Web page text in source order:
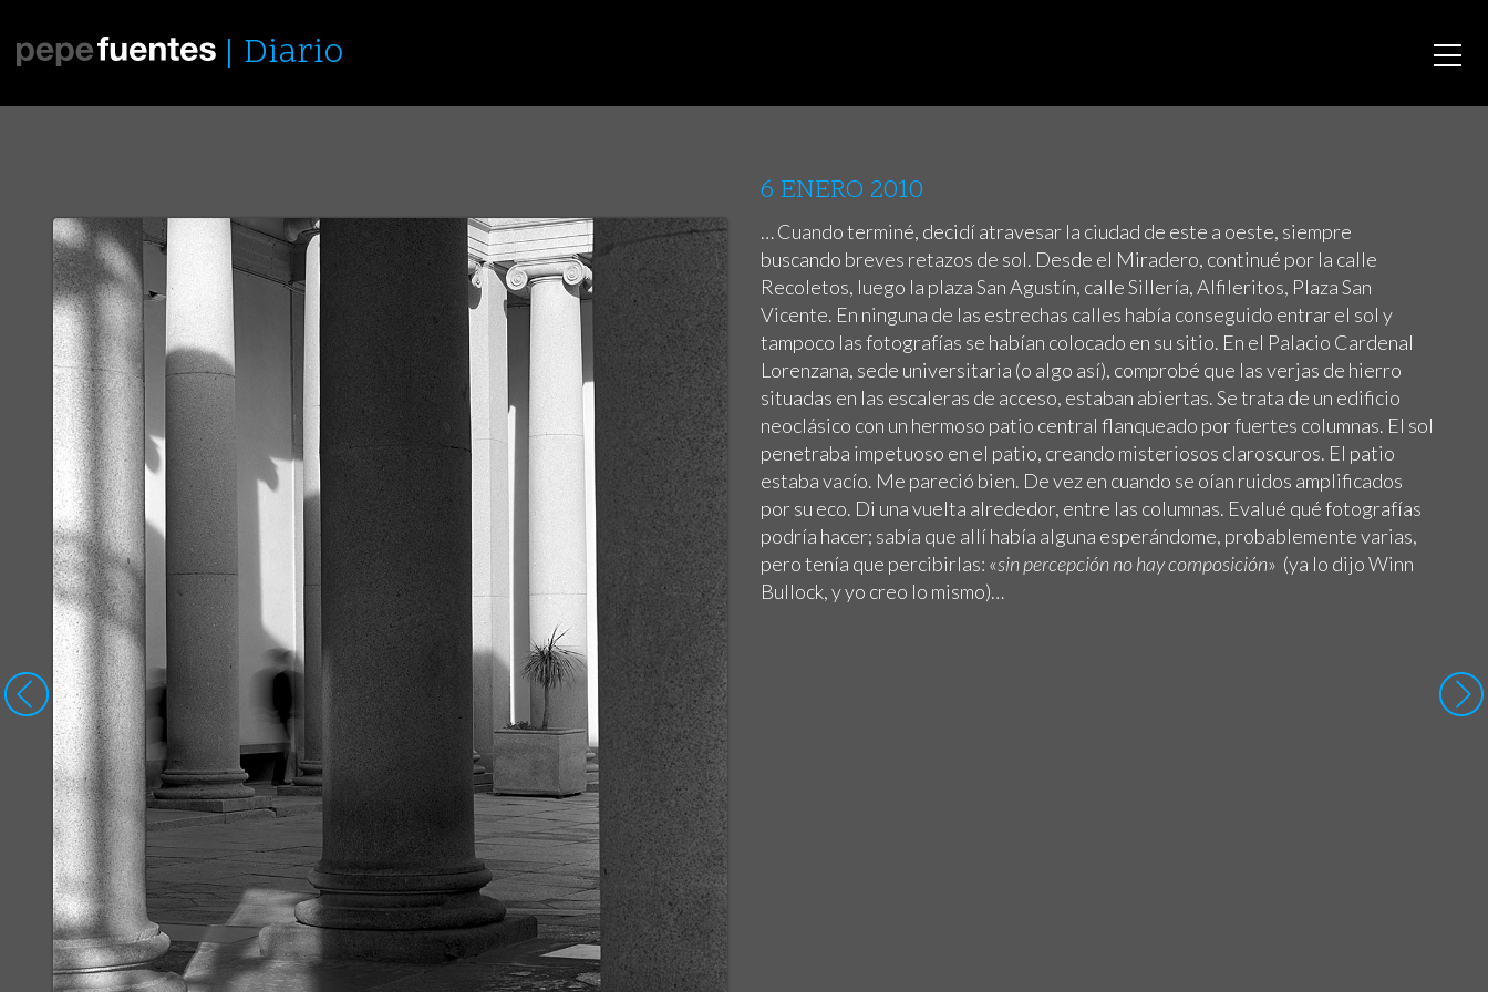
Diario
6 ENERO 2010
… Cuando terminé, decidí atravesar la ciudad de este a oeste, siempre
buscando breves retazos de sol. Desde el Miradero, continué por la calle
Recoletos, luego la plaza San Agustín, calle Sillería, Alfileritos, Plaza San
Vicente. En ninguna de las estrechas calles había conseguido entrar el sol y
tampoco las fotografías se habían colocado en su sitio. En el Palacio Cardenal
Lorenzana, sede universitaria (o algo así), comprobé que las verjas de hierro
situadas en las escaleras de acceso, estaban abiertas. Se trata de un edificio
neoclásico con un hermoso patio central flanqueado por fuertes columnas. El sol
penetraba impetuoso en el patio, creando misteriosos claroscuros. El patio
estaba vacío. Me pareció bien. De vez en cuando se oían ruidos amplificados
por su eco. Di una vuelta alrededor, entre las columnas. Evalué qué fotografías
podría hacer; sabía que allí había alguna esperándome, probablemente varias,
pero tenía que percibirlas: «sin percepción no hay composición» (ya lo dijo Winn
Bullock, y yo creo lo mismo)…